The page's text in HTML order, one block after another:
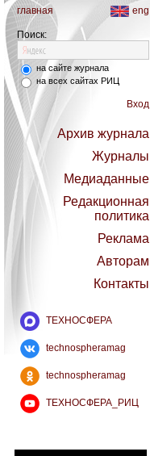
главная eng
Поиск:
на сайте журнала
на всех сайтах РИЦ
Вход
Архив журнала
Журналы
Медиаданные
Редакционная
политика
Реклама
Авторам
Контакты
ТЕХНОСФЕРА
technospheramag
technospheramag
ТЕХНОСФЕРА_РИЦ